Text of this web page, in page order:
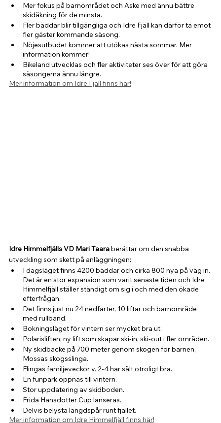
Mer fokus på barnområdet och Aske med ännu bättre
skidåkning för de minsta.
Fler bäddar blir tillgängliga och Idre Fjäll kan därför ta emot
fler gäster kommande säsong.
Nöjesutbudet kommer att utökas nästa sommar. Mer
information kommer!
Bikeland utvecklas och fler aktiviteter ses över för att göra
säsongerna ännu längre.
Mer information om Idre Fjäll finns här!
Idre Himmelfjälls VD Mari Taara berättar om den snabba
utveckling som skett på anläggningen:
I dagsläget finns 4200 bäddar och cirka 800 nya på väg in.
Det är en stor expansion som varit senaste tiden och Idre
Himmelfjäll ställer ständigt om sig i och med den ökade
efterfrågan.
Det finns just nu 24 nedfarter, 10 liftar och barnområde
med rullband.
Bokningsläget för vintern ser mycket bra ut.
Polarisliften, ny lift som skapar ski-in, ski-out i fler områden.
Ny skidbacke på 700 meter genom skogen för barnen,
Mossas skogsslinga.
Flingas familjeveckor v. 2-4 har sålt otroligt bra.
En funpark öppnas till vintern.
Stor uppdatering av skidboden.
Frida Hansdotter Cup lanseras.
Delvis belysta längdspår runt fjället.
Mer information om Idre Himmelfjäll finns här!